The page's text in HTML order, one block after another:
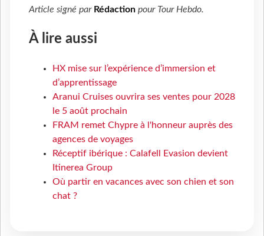
Article signé par Rédaction pour Tour Hebdo.
À lire aussi
HX mise sur l’expérience d’immersion et
d’apprentissage
Aranui Cruises ouvrira ses ventes pour 2028
le 5 août prochain
FRAM remet Chypre à l'honneur auprès des
agences de voyages
Réceptif ibérique : Calafell Evasion devient
Itinerea Group
Où partir en vacances avec son chien et son
chat ?